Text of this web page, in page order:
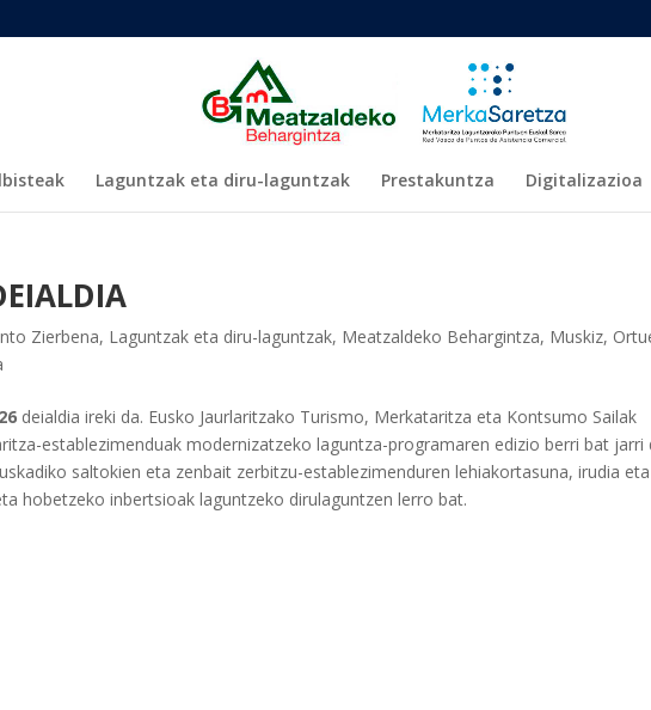
Laguntzak eta diru-laguntzak Prestakuntza Digitalizazioa
Zierbena, Laguntzak eta diru-laguntzak, Meatzaldeko Behargintza, Muskiz,
deialdia ireki da. Eusko Jaurlaritzako Turismo, Merkataritza eta Kontsumo Sailak
establezimenduak modernizatzeko laguntza-programaren edizio berri bat jarri
saltokien eta zenbait zerbitzu-establezimenduren lehiakortasuna, irudia eta
hobetzeko inbertsioak laguntzeko dirulaguntzen lerro bat.